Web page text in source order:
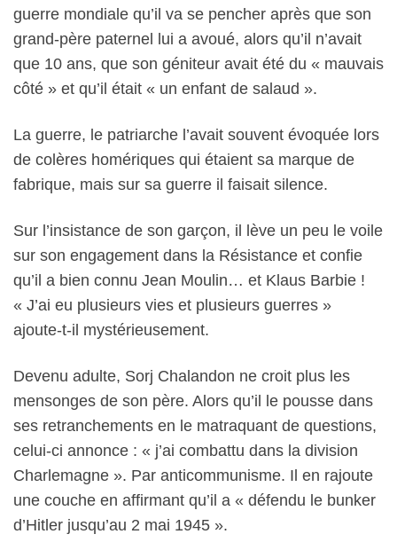
guerre mondiale qu’il va se pencher après que son
grand-père paternel lui a avoué, alors qu’il n’avait
que 10 ans, que son géniteur avait été du « mauvais
côté » et qu’il était « un enfant de salaud ».
La guerre, le patriarche l’avait souvent évoquée lors
de colères homériques qui étaient sa marque de
fabrique, mais sur sa guerre il faisait silence.
Sur l’insistance de son garçon, il lève un peu le voile
sur son engagement dans la Résistance et confie
qu’il a bien connu Jean Moulin… et Klaus Barbie !
« J’ai eu plusieurs vies et plusieurs guerres »
ajoute-t-il mystérieusement.
Devenu adulte, Sorj Chalandon ne croit plus les
mensonges de son père. Alors qu’il le pousse dans
ses retranchements en le matraquant de questions,
celui-ci annonce : « j’ai combattu dans la division
Charlemagne ». Par anticommunisme. Il en rajoute
une couche en affirmant qu’il a « défendu le bunker
d’Hitler jusqu’au 2 mai 1945 ».